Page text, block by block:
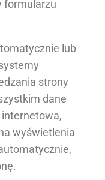
formularzu
lub
strony
dane
wyświetlenia